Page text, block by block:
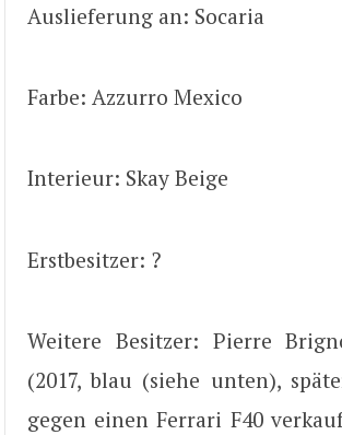
Auslieferung an: Socaria
Farbe: Azzurro Mexico
Interieur: Skay Beige
Erstbesitzer: ?
Weitere Besitzer: Pierre
(2017, blau (siehe unten),
gegen einen Ferrari F40